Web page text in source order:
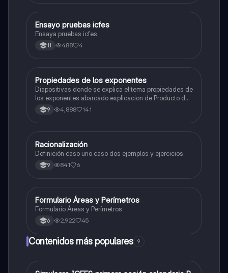
Matemáticas
Ensayo pruebas icfes
Ensaya pruebas icfes
11 488 4
Matemáticas
Propiedades de los exponentes
Diapositivas donde se explica el tema propiedades de
los exponentes abarcado explicacion de Producto de
potencias,Cociente de potencias,Potencia de una
potencia,Potencia de un producto,Potencia de un
9 4,888 141
Matemáticas
Racionalización
Definición caso uno caso dos ejemplos y ejercicios
9 841 6
Matemáticas
Formulario Áreas y Perímetros
Formulario Áreas y Perímetros
6 2,922 45
Contenidos más populares 9